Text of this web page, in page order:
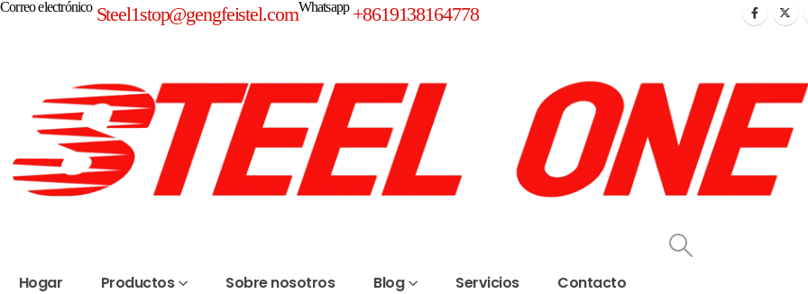
Correo electrónico Steel1stop@gengfeistel.comWhatsapp +8619138164778
Hogar Productos Sobre nosotros Blog Servicios Contacto